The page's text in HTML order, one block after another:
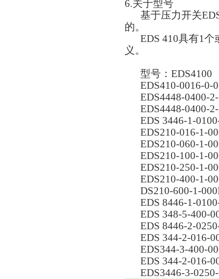
6.关于型号
基于压力开关
的。
EDS 410具有1
义。
型号： EDS4100
EDS410-0016-0-
EDS4448-0400-
EDS4448-0400-
EDS 3446-1-
EDS210-016-1-
EDS210-060-1-
EDS210-100-1-
EDS210-250-1-
EDS210-400-1-
DS210-600-1-
EDS 8446-1-
EDS 348-5-400-
EDS 8446-2-
EDS 344-2-016-
EDS344-3-400-
EDS 344-2-016-
EDS3446-3-